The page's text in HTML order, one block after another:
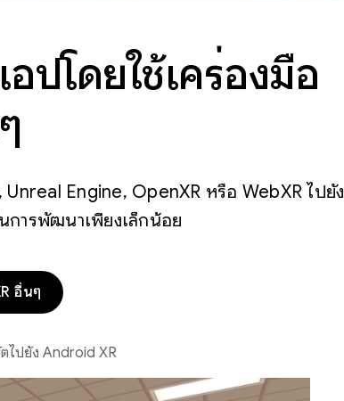
ปโดยใช้เครื่องมือ
Engine, OpenXR หรือ WebXR ไปยัง
การพัฒนาเพียงเล็กน้อย
อื่นๆ
ไปยัง Android XR